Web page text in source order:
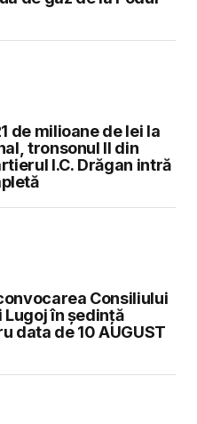
de milioane de lei la
tronsonul II din
I.C. Drăgan intră
Consiliului
în şedinţă
data de 10 AUGUST